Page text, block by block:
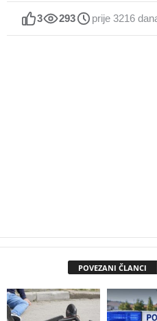
3 293 prije 3216
POVEZANI ČLANCI